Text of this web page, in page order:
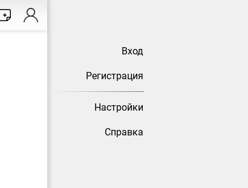
Вход
Регистрация
Настройки
Справка